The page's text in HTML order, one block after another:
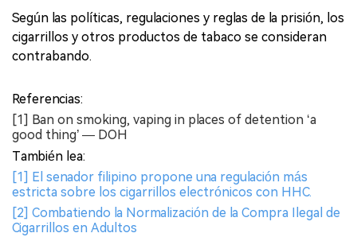
Según las políticas, regulaciones y reglas de la prisión, los
cigarrillos y otros productos de tabaco se consideran
contrabando.
Referencias:
[1] Ban on smoking, vaping in places of detention ‘a
good thing’ — DOH
También lea:
[1] El senador filipino propone una regulación más
estricta sobre los cigarrillos electrónicos con HHC.
[2] Combatiendo la Normalización de la Compra Ilegal de
Cigarrillos en Adultos